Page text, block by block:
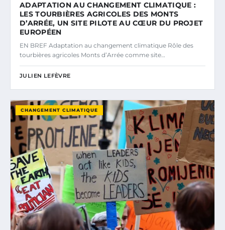
ADAPTATION AU CHANGEMENT CLIMATIQUE :
LES TOURBIÈRES AGRICOLES DES MONTS
D’ARRÉE, UN SITE PILOTE AU CŒUR DU PROJET
EUROPÉEN
EN BREF Adaptation au changement climatique Rôle des
tourbières agricoles Monts d’Arrée comme site…
JULIEN LEFÈVRE
CHANGEMENT CLIMATIQUE